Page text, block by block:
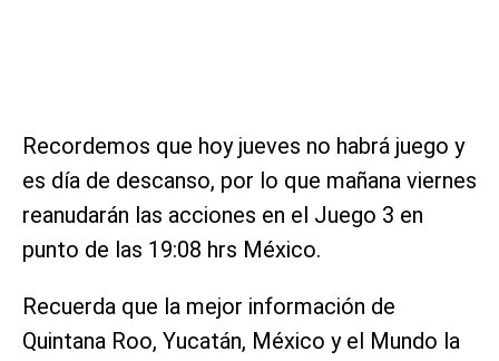
Recordemos que hoy jueves no habrá juego y
es día de descanso, por lo que mañana viernes
reanudarán las acciones en el Juego 3 en
punto de las 19:08 hrs México.
Recuerda que la mejor información de
Quintana Roo, Yucatán, México y el Mundo la